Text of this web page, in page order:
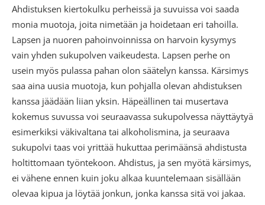
Ahdistuksen kiertokulku perheissä ja suvuissa voi saada
monia muotoja, joita nimetään ja hoidetaan eri tahoilla.
Lapsen ja nuoren pahoinvoinnissa on harvoin kysymys
vain yhden sukupolven vaikeudesta. Lapsen perhe on
usein myös pulassa pahan olon säätelyn kanssa. Kärsimys
saa aina uusia muotoja, kun pohjalla olevan ahdistuksen
kanssa jäädään liian yksin. Häpeällinen tai musertava
kokemus suvussa voi seuraavassa sukupolvessa näyttäytyä
esimerkiksi väkivaltana tai alkoholismina, ja seuraava
sukupolvi taas voi yrittää hukuttaa perimäänsä ahdistusta
holtittomaan työntekoon. Ahdistus, ja sen myötä kärsimys,
ei vähene ennen kuin joku alkaa kuuntelemaan sisällään
olevaa kipua ja löytää jonkun, jonka kanssa sitä voi jakaa.